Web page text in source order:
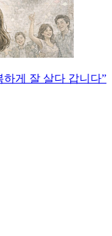
게 잘 살다 갑니다”